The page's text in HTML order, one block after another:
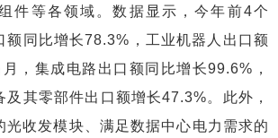
件等各领域。数据显示，今年前4个
额同比增长78.3%，工业机器人出口额
，集成电路出口额同比增长99.6%，
及其零部件出口额增长47.3%。此外，
光收发模块、满足数据中心电力需求的